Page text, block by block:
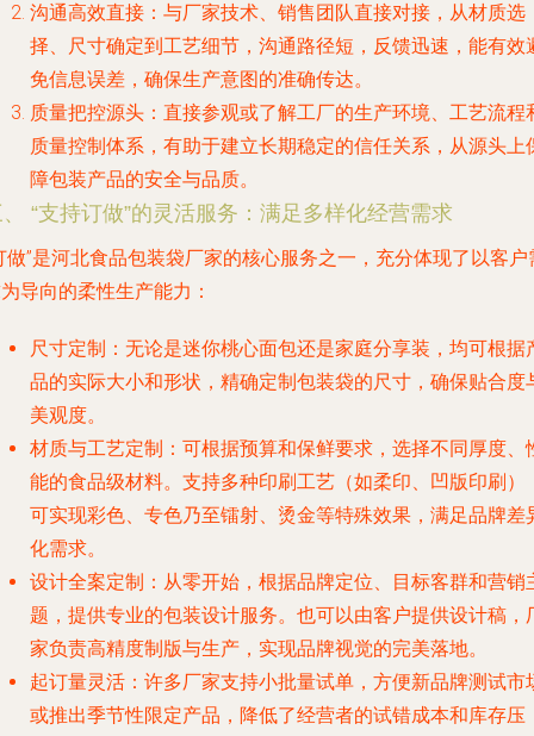
沟通高效直接 ：与厂家技术、销售团队直接对接，从材质选
择、尺寸确定到工艺细节，沟通路径短，反馈迅速，能有效
免信息误差，确保生产意图的准确传达。
质量把控源头 ：直接参观或了解工厂的生产环境、工艺流程
质量控制体系，有助于建立长期稳定的信任关系，从源头上
障包装产品的安全与品质。
“支持订做”的灵活服务：满足多样化经营需求
做”是河北食品包装袋厂家的核心服务之一，充分体现了以客户
导向的柔性生产能力：
尺寸定制 ：无论是迷你桃心面包还是家庭分享装，均可根据
品的实际大小和形状，精确定制包装袋的尺寸，确保贴合度
美观度。
材质与工艺定制 ：可根据预算和保鲜要求，选择不同厚度、
能的食品级材料。支持多种印刷工艺（如柔印、凹版印刷）
可实现彩色、专色乃至镭射、烫金等特殊效果，满足品牌差
化需求。
设计全案定制 ：从零开始，根据品牌定位、目标客群和营销
题，提供专业的包装设计服务。也可以由客户提供设计稿，
家负责高精度制版与生产，实现品牌视觉的完美落地。
起订量灵活 ：许多厂家支持小批量试单，方便新品牌测试市
或推出季节性限定产品，降低了经营者的试错成本和库存压